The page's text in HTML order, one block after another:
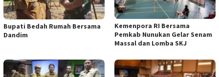
Bupati Bedah Rumah Bersama
Dandim
Kemenpora RI Bersama
Pemkab Nunukan Gelar Senam
Massal dan Lomba SKJ